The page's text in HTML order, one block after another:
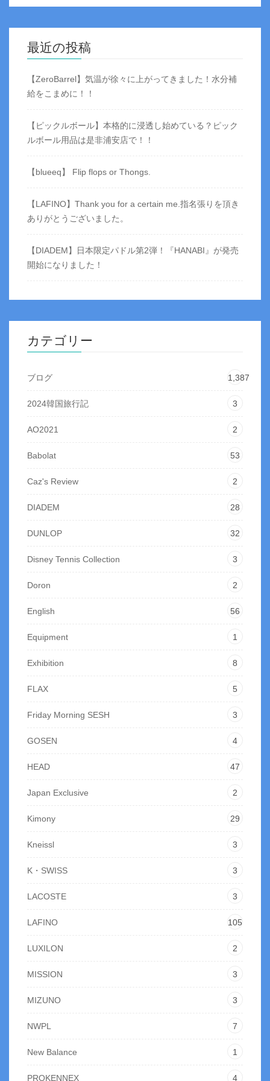
最近の投稿
【ZeroBarrel】気温が徐々に上がってきました！水分補
給をこまめに！！
【ピックルボール】本格的に浸透し始めている？ピック
ルボール用品は是非浦安店で！！
【blueeq】 Flip flops or Thongs.
【LAFINO】Thank you for a certain me.指名張りを頂き
ありがとうございました。
【DIADEM】日本限定パドル第2弾！『HANABI』が発売
開始になりました！
カテゴリー
ブログ 1,387
2024韓国旅行記 3
AO2021 2
Babolat 53
Caz's Review 2
DIADEM 28
DUNLOP 32
Disney Tennis Collection 3
Doron 2
English 56
Equipment 1
Exhibition 8
FLAX 5
Friday Morning SESH 3
GOSEN 4
HEAD 47
Japan Exclusive 2
Kimony 29
Kneissl 3
K・SWISS 3
LACOSTE 3
LAFINO 105
LUXILON 2
MISSION 3
MIZUNO 3
NWPL 7
New Balance 1
PROKENNEX 4